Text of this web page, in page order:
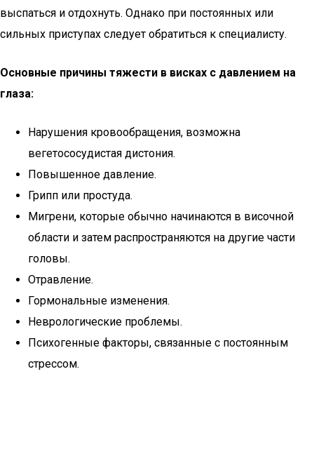
выспаться и отдохнуть. Однако при постоянных или
сильных приступах следует обратиться к специалисту.
Основные причины тяжести в висках с давлением на
глаза:
Нарушения кровообращения, возможна
вегетососудистая дистония.
Повышенное давление.
Грипп или простуда.
Мигрени, которые обычно начинаются в височной
области и затем распространяются на другие части
головы.
Отравление.
Гормональные изменения.
Неврологические проблемы.
Психогенные факторы, связанные с постоянным
стрессом.